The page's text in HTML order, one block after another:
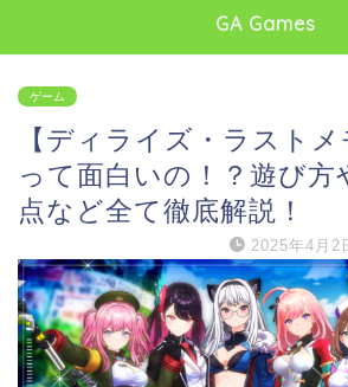
GA Games
ゲーム
【ディライズ・ラストメ
って面白いの！？遊び方
点など全て徹底解説！
2025年4月2